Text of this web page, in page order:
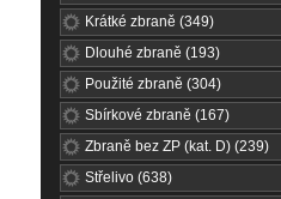
Krátké zbraně (349)
Dlouhé zbraně (193)
Použité zbraně (304)
Sbírkové zbraně (167)
Zbraně bez ZP (kat. D) (239)
Střelivo (638)